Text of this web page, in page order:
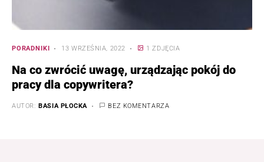
PORADNIKI 13 WRZEŚNIA, 2022 1 ZDJĘCIA
Na co zwrócić uwagę, urządzając pokój do
pracy dla copywritera?
AUTOR: BASIA PŁOCKA BEZ KOMENTARZA